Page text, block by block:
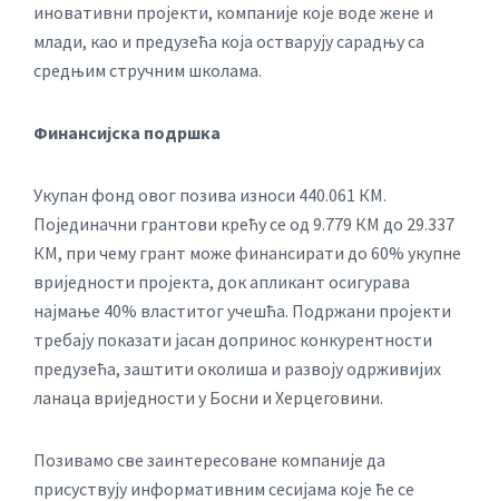
иновативни пројекти, компаније које воде жене и
млади, као и предузећа која остварују сарадњу са
средњим стручним школама.
Финансијска подршка
Укупан фонд овог позива износи 440.061 КМ.
Појединачни грантови крећу се од 9.779 КМ до 29.337
КМ, при чему грант може финансирати до 60% укупне
вриједности пројекта, док апликант осигурава
најмање 40% властитог учешћа. Подржани пројекти
требају показати јасан допринос конкурентности
предузећа, заштити околиша и развоју одрживијих
ланаца вриједности у Босни и Херцеговини.
Позивамо све заинтересоване компаније да
присуствују информативним сесијама које ће се